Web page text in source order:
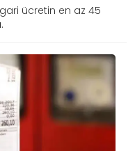
ücretin en az 45